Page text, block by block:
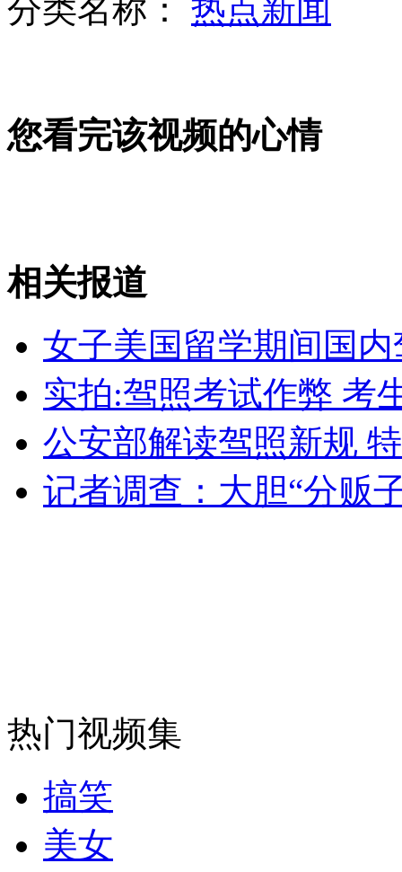
播客：大学生自拍雷人江南style
资深影人谈票房分账吁一片一议
山西运城恶犬咬伤多人 警民合力深夜将其击毙
女孩北京地铁殴打老人 痛下狠手拳打脚踢
分类名称： 热点新闻
您看完该视频的心情
相关报道
女子美国留学期间国
实拍:驾照考试作弊 考
公安部解读驾照新规
记者调查：大胆“分贩
热门视频集
搞笑
美女